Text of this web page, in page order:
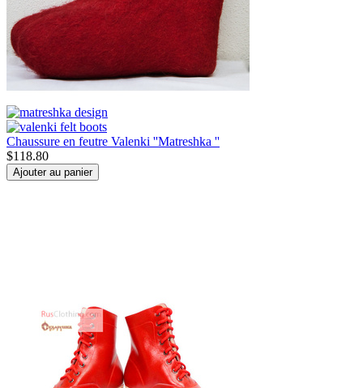
Chaussure en feutre Valenki ''Matreshka ''
$118.80
Ajouter au panier